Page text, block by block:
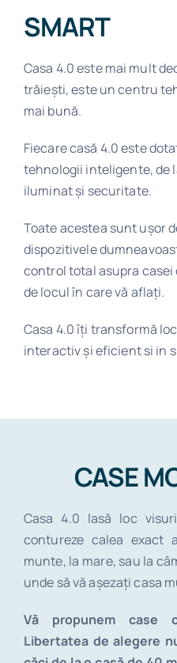
SMART
Casa 4.0 este mai mult
trăiești, este un centru
mai bună.
Fiecare casă 4.0 este
tehnologii inteligente, de
iluminat și securitate.
Toate acestea sunt ușor
dispozitivele
control total asupra
de locul în care vă aflați.
Casa 4.0 îți transformă
interactiv și eficient si in
CASE
Casa 4.0 lasă loc
contureze calea exact
munte, la mare, sau la
unde să vă așezați casa
Vă propunem case
Libertatea de alegere